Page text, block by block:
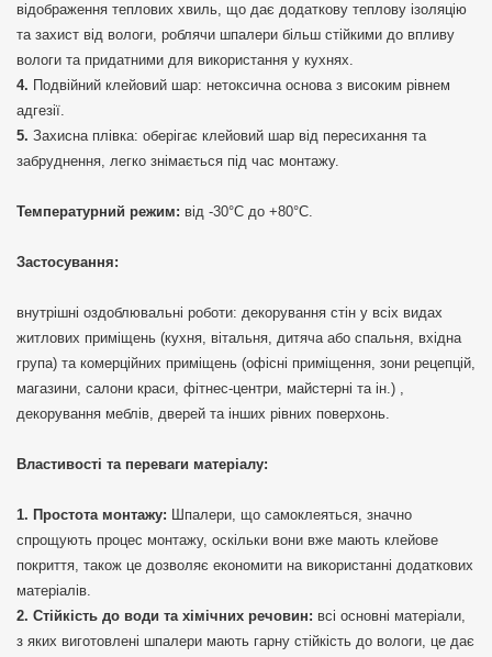
відображення теплових хвиль, що дає додаткову теплову ізоляцію
та захист від вологи, роблячи шпалери більш стійкими до впливу
вологи та придатними для використання у кухнях.
Подвійний клейовий шар: нетоксична основа з високим рівнем
адгезії.
Захисна плівка: оберігає клейовий шар від пересихання та
забруднення, легко знімається під час монтажу.
Температурний режим: від -30°C до +80°C.
Застосування:
внутрішні оздоблювальні роботи: декорування стін у всіх видах
житлових приміщень (кухня, вітальня, дитяча або спальня, вхідна
група) та комерційних приміщень (офісні приміщення, зони рецепцій,
магазини, салони краси, фітнес-центри, майстерні та ін.) ,
декорування меблів, дверей та інших рівних поверхонь.
Властивості та переваги матеріалу:
Простота монтажу: Шпалери, що самоклеяться, значно
спрощують процес монтажу, оскільки вони вже мають клейове
покриття, також це дозволяє економити на використанні додаткових
матеріалів.
Стійкість до води та хімічних речовин: всі основні матеріали,
з яких виготовлені шпалери мають гарну стійкість до вологи, це дає